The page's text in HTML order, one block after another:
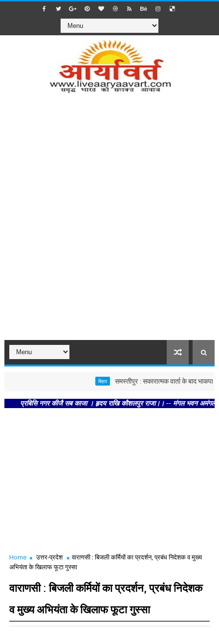
समस्तीपुर : सकारात्मक वार्ता के बाद भाकपा माले
प्रबिसि नगर कीजै सब काजा । हृदय राखि कौशलपुर राजा।। -- मंगल भवन अमंगल
Home उत्तर-प्रदेश
वाराणसी : बिजली कर्मियों का प्रदर्शन, प्रबंध निदेशक व मुख्य
अभियंता के खिलाफ फूटा गुस्सा
वाराणसी : बिजली कर्मियों का प्रदर्शन, प्रबंध निदेशक
व मुख्य अभियंता के खिलाफ फूटा गुस्सा